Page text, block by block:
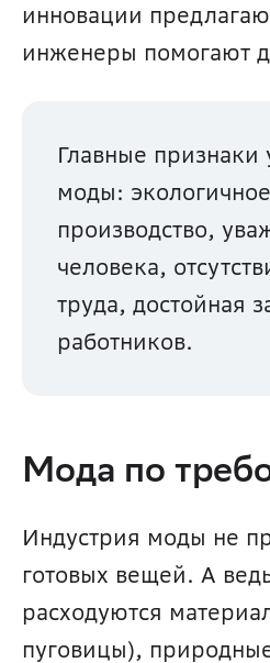
инновации
инженеры помогают
Главные признаки
моды:
производство,
человека,
труда, достойная
работников.
Мода по
Индустрия моды не
готовых вещей. А
расходуются